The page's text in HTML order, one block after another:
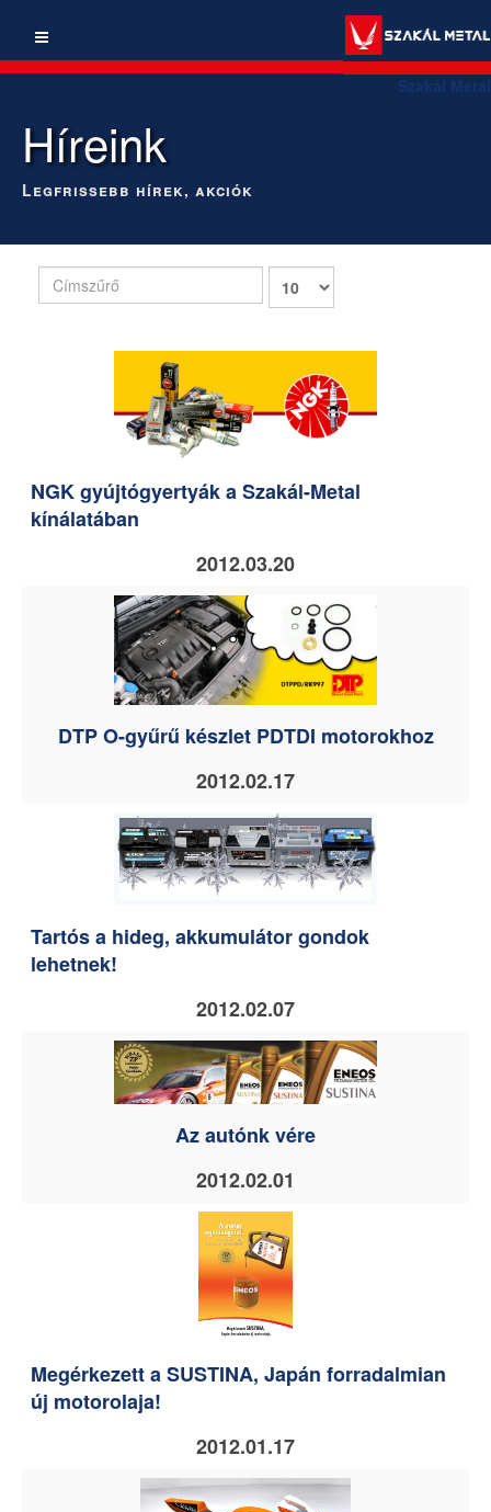
Szakál Metal
Híreink
Legfrissebb hírek, akciók
Címszűrő
Tételek
NGK gyújtógyertyák a Szakál-Metal
kínálatában
2012.03.20
DTP O-gyűrű készlet PDTDI motorokhoz
2012.02.17
Tartós a hideg, akkumulátor gondok
lehetnek!
2012.02.07
Az autónk vére
2012.02.01
Megérkezett a SUSTINA, Japán forradalmian
új motorolaja!
2012.01.17